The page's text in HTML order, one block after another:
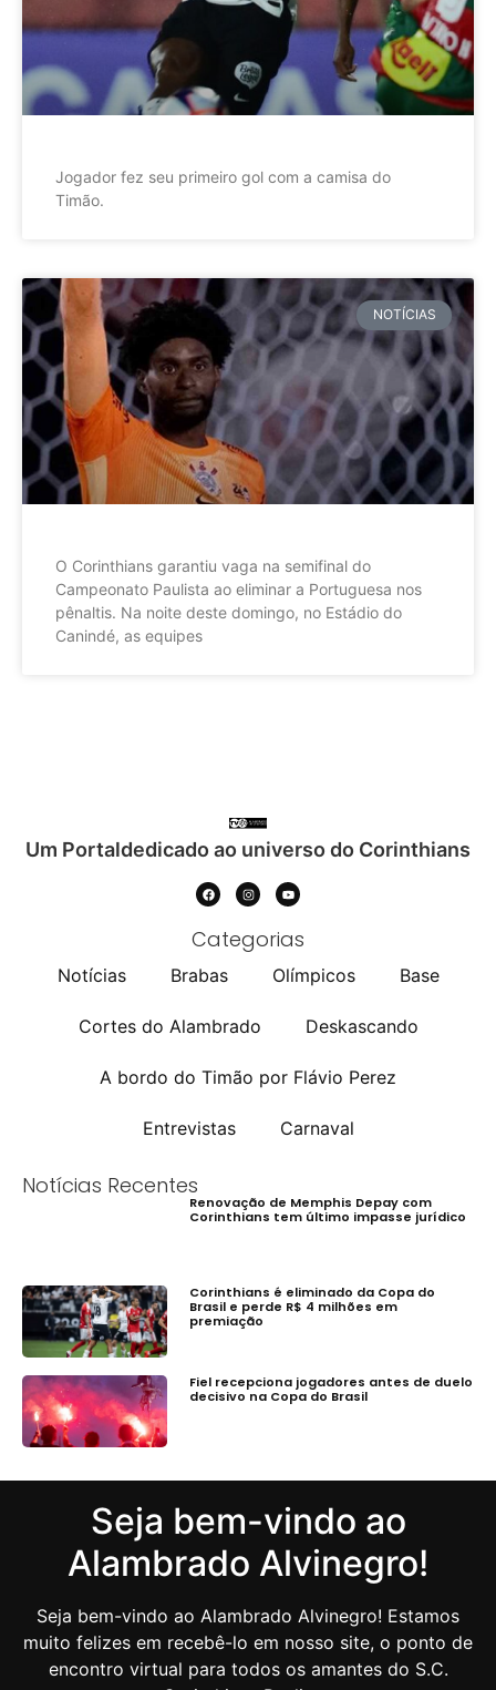
Jogador fez seu primeiro gol com a camisa do
Timão.
NOTÍCIAS
O Corinthians garantiu vaga na semifinal do
Campeonato Paulista ao eliminar a Portuguesa nos
pênaltis. Na noite deste domingo, no Estádio do
Canindé, as equipes
Um Portaldedicado ao universo do Corinthians
Categorias
Notícias Brabas Olímpicos Base
Cortes do Alambrado Deskascando
A bordo do Timão por Flávio Perez
Entrevistas Carnaval
Notícias Recentes
Renovação de Memphis Depay com
Corinthians tem último impasse jurídico
Corinthians é eliminado da Copa do
Brasil e perde R$ 4 milhões em
premiação
Fiel recepciona jogadores antes de duelo
decisivo na Copa do Brasil
Seja bem-vindo ao
Alambrado Alvinegro!
Seja bem-vindo ao Alambrado Alvinegro! Estamos
muito felizes em recebê-lo em nosso site, o ponto de
encontro virtual para todos os amantes do S.C.